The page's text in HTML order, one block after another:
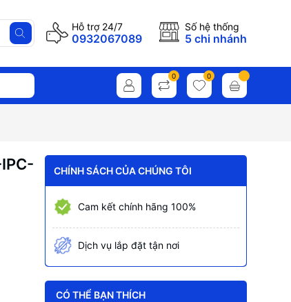
Hỗ trợ 24/7
0932067089
Số hệ thống
5 chi nhánh
0 0
CHÍNH SÁCH CỦA CHÚNG TÔI
Cam kết chính hãng 100%
Dịch vụ lắp đặt tận nơi
CÓ THỂ BẠN THÍCH